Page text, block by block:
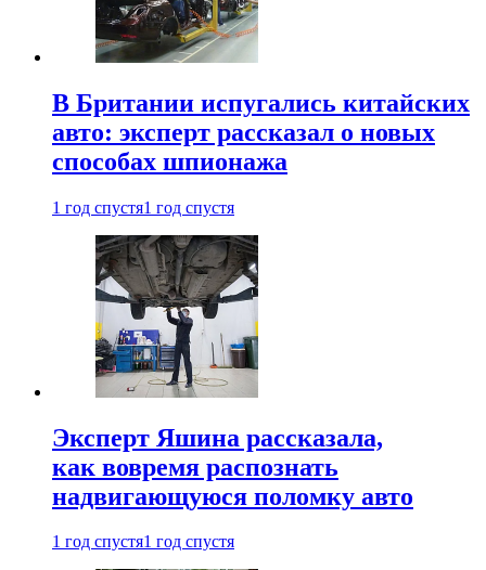
В Британии испугались китайских
авто: эксперт рассказал о новых
способах шпионажа
1 год спустя1 год спустя
Эксперт Яшина рассказала,
как вовремя распознать
надвигающуюся поломку авто
1 год спустя1 год спустя